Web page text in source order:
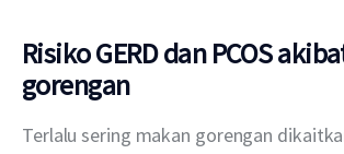
Risiko GERD dan PCOS
gorengan
Terlalu sering makan gorengan